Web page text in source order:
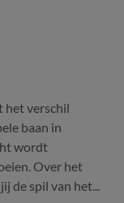
het verschil
baan in
wordt
Over het
de spil van het...